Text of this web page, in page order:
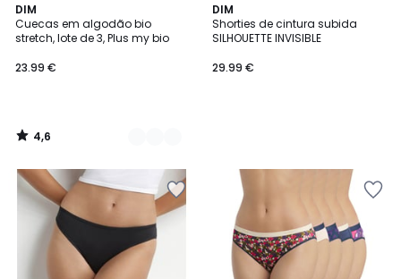
DIM
Cuecas em algodão bio
stretch, lote de 3, Plus my bio
23.99 €
4,6
/ 5
2
Cores
4,6
/
DIM
Shorties de cintura subida
SILHOUETTE INVISIBLE
29.99 €